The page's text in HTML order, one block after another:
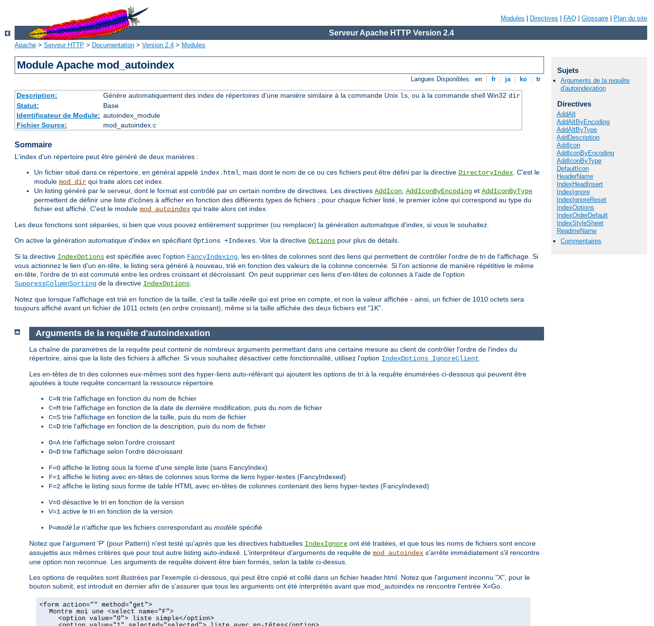
Modules Directives FAQ Glossaire Plan du site
Serveur Apache HTTP Version 2.4
Apache > Serveur HTTP > Documentation > Version 2.4 > Modules
Module Apache mod_autoindex
Langues Disponibles: en fr ja ko tr
Description: Génère automatiquement des index de répertoires d'une manière similaire à la commande Unix ls, ou à la commande shell Win32 dir
Statut:
Base
Identificateur de Module: autoindex_module
Fichier Source:
mod_autoindex.c
Sommaire
L'index d'un répertoire peut être généré de deux manières :
Un fichier situé dans ce répertoire, en général appelé index.html, mais dont le nom de ce ou ces fichiers peut être défini par la directive DirectoryIndex. C'est le
module mod_dir qui traite alors cet index.
Un listing généré par le serveur, dont le format est contrôlé par un certain nombre de directives. Les directives AddIcon, AddIconByEncoding et AddIconByType
permettent de définir une liste d'icônes à afficher en fonction des différents types de fichiers ; pour chaque fichier listé, le premier icône qui correspond au type du
fichier est affiché. C'est le module mod_autoindex qui traite alors cet index.
Les deux fonctions sont séparées, si bien que vous pouvez entièrement supprimer (ou remplacer) la génération automatique d'index, si vous le souhaitez.
On active la génération automatique d'index en spécifiant Options +Indexes. Voir la directive Options pour plus de détails.
Si la directive IndexOptions est spécifiée avec l'option FancyIndexing, les en-têtes de colonnes sont des liens qui permettent de contrôler l'ordre de tri de l'affichage. Si
vous actionnez le lien d'un en-tête, le listing sera généré à nouveau, trié en fonction des valeurs de la colonne concernée. Si l'on actionne de manière répétitive le même
en-tête, l'ordre de tri est commuté entre les ordres croissant et décroissant. On peut supprimer ces liens d'en-têtes de colonnes à l'aide de l'option
SuppressColumnSorting de la directive IndexOptions.
Notez que lorsque l'affichage est trié en fonction de la taille, c'est la taille réelle qui est prise en compte, et non la valeur affichée - ainsi, un fichier de 1010 octets sera
toujours affiché avant un fichier de 1011 octets (en ordre croissant), même si la taille affichée des deux fichiers est "1K".
Sujets
Arguments de la requête
d'autoindexation
Directives
AddAlt
AddAltByEncoding
AddAltByType
AddDescription
AddIcon
AddIconByEncoding
AddIconByType
DefaultIcon
HeaderName
IndexHeadInsert
IndexIgnore
IndexIgnoreReset
IndexOptions
IndexOrderDefault
IndexStyleSheet
ReadmeName
Commentaires
Arguments de la requête d'autoindexation
La chaîne de paramètres de la requête peut contenir de nombreux arguments permettant dans une certaine mesure au client de contrôler l'ordre de l'index du
répertoire, ainsi que la liste des fichiers à afficher. Si vous souhaitez désactiver cette fonctionnalité, utilisez l'option IndexOptions IgnoreClient
Les en-têtes de tri des colonnes eux-mêmes sont des hyper-liens auto-référant qui ajoutent les options de tri à la requête énumérées ci-dessous qui peuvent être
ajoutées à toute requête concernant la ressource répertoire.
C=N trie l'affichage en fonction du nom de fichier
C=M trie l'affichage en fonction de la date de dernière modification, puis du nom de fichier
C=S trie l'affichage en fonction de la taille, puis du nom de fichier
C=D trie l'affichage en fonction de la description, puis du nom de fichier
O=A trie l'affichage selon l'ordre croissant
O=D trie l'affichage selon l'ordre décroissant
F=0 affiche le listing sous la forme d'une simple liste (sans FancyIndex)
F=1 affiche le listing avec en-têtes de colonnes sous forme de liens hyper-textes (FancyIndexed)
F=2 affiche le listing sous forme de table HTML avec en-têtes de colonnes contenant des liens hyper-textes (FancyIndexed)
V=0 désactive le tri en fonction de la version
V=1 active le tri en fonction de la version
P=modèle n'affiche que les fichiers correspondant au modèle spécifié
Notez que l'argument 'P' (pour Pattern) n'est testé qu'après que les directives habituelles IndexIgnore ont été traitées, et que tous les noms de fichiers sont encore
assujettis aux mêmes critères que pour tout autre listing auto-indexé. L'interpréteur d'arguments de requête de mod_autoindex s'arrête immédiatement s'il rencontre
une option non reconnue. Les arguments de requête doivent être bien formés, selon la table ci-dessus.
Les options de requêtes sont illustrées par l'exemple ci-dessous, qui peut être copié et collé dans un fichier header.html. Notez que l'argument inconnu "X", pour le
bouton submit, est introduit en dernier afin de s'assurer que tous les arguments ont été interprétés avant que mod_autoindex ne rencontre l'entrée X=Go.
<form action="" method="get">
Montre moi une <select name="F">
<option value="0"> liste simple</option>